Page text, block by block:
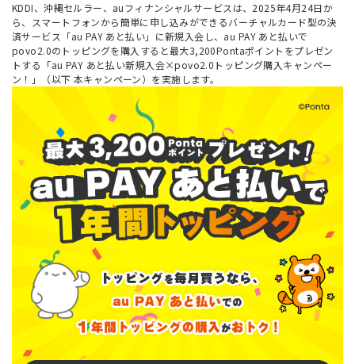
KDDI、沖縄セルラー、auフィナンシャルサービスは、2025年4月24日か
ら、スマートフォンから簡単に申し込みができるバーチャルカード型の決
済サービス「au PAY あと払い」に新規入会し、au PAY あと払いで
povo2.0のトッピングを購入すると最大3,200Pontaポイントをプレゼン
トする「au PAY あと払い新規入会×povo2.0トッピング購入キャンペー
ン！」（以下 本キャンペーン）を実施します。